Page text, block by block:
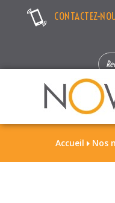
CONTACTEZ-
FOR:
Accueil  Nos